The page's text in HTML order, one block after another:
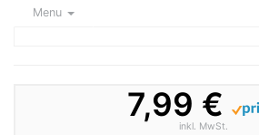
Menu
7,99 €
inkl. MwSt.